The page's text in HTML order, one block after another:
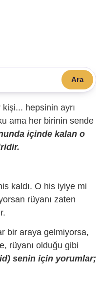
Ara
hepsinin ayrı
ama her birinin sende
içinde kalan o
kaldı. O his iyiye mi
rüyanı zaten
bir araya gelmiyorsa,
rüyanı olduğu gibi
senin için yorumlar;